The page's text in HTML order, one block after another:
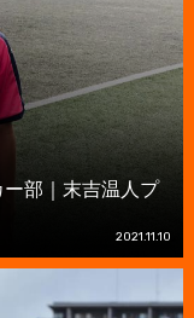
部｜末吉温人プ
2021.11.10